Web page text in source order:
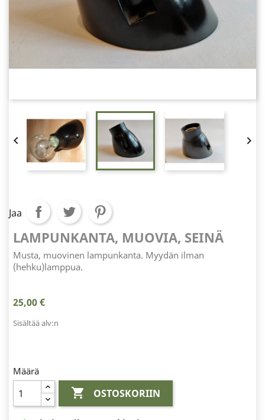
 
Jaa
LAMPUNKANTA, MUOVIA, SEINÄ
Musta, muovinen lampunkanta. Myydän ilman
(hehku)lamppua.
25,00 €
Sisältää alv:n
Määrä
 OSTOSKORIIN